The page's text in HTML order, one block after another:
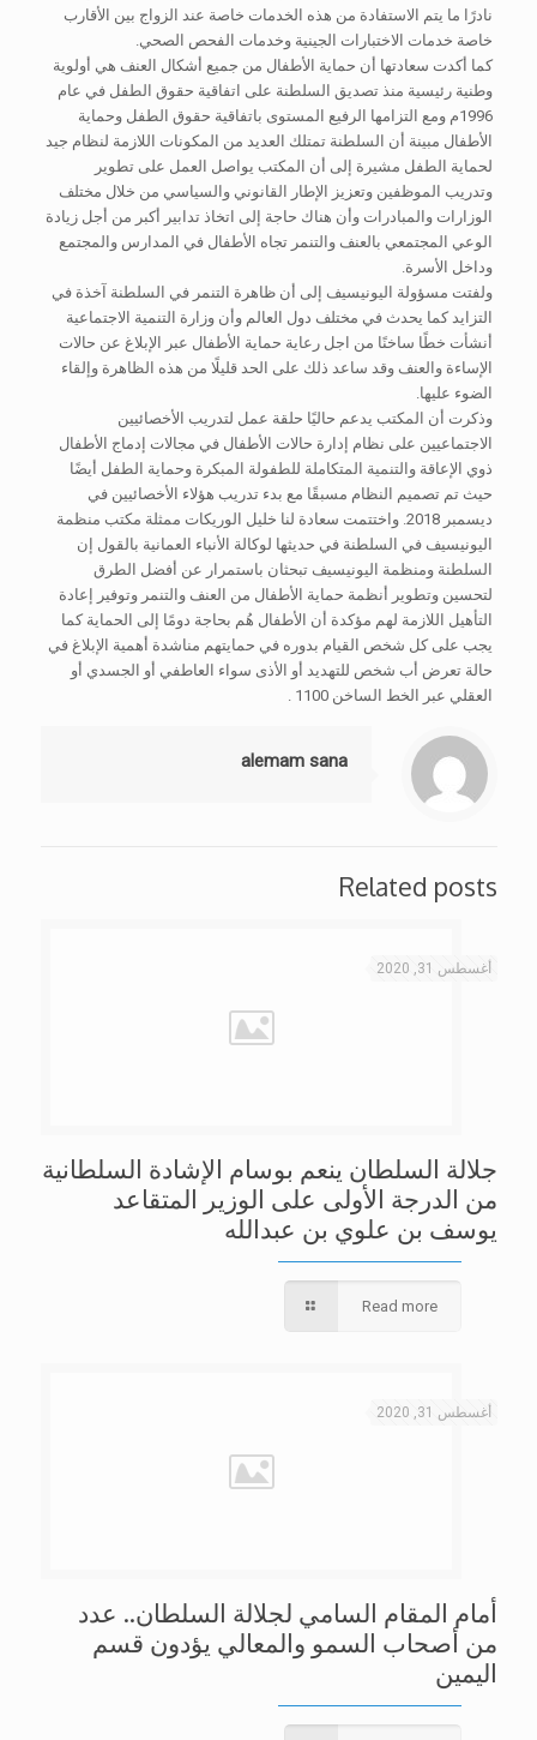
نادرًا ما يتم الاستفادة من هذه الخدمات خاصة عند الزواج بين الأقارب
خاصة خدمات الاختبارات الجينية وخدمات الفحص الصحي.
كما أكدت سعادتها أن حماية الأطفال من جميع أشكال العنف هي أولوية
وطنية رئيسية منذ تصديق السلطنة على اتفاقية حقوق الطفل في عام
1996م ومع التزامها الرفيع المستوى باتفاقية حقوق الطفل وحماية
الأطفال مبينة أن السلطنة تمتلك العديد من المكونات اللازمة لنظام جيد
لحماية الطفل مشيرة إلى أن المكتب يواصل العمل على تطوير
وتدريب الموظفين وتعزيز الإطار القانوني والسياسي من خلال مختلف
الوزارات والمبادرات وأن هناك حاجة إلى اتخاذ تدابير أكبر من أجل زيادة
الوعي المجتمعي بالعنف والتنمر تجاه الأطفال في المدارس والمجتمع
وداخل الأسرة.
ولفتت مسؤولة اليونيسيف إلى أن ظاهرة التنمر في السلطنة آخذة في
التزايد كما يحدث في مختلف دول العالم وأن وزارة التنمية الاجتماعية
أنشأت خطًا ساخنًا من اجل رعاية حماية الأطفال عبر الإبلاغ عن حالات
الإساءة والعنف وقد ساعد ذلك على الحد قليلًا من هذه الظاهرة وإلقاء
الضوء عليها.
وذكرت أن المكتب يدعم حاليًا حلقة عمل لتدريب الأخصائيين
الاجتماعيين على نظام إدارة حالات الأطفال في مجالات إدماج الأطفال
ذوي الإعاقة والتنمية المتكاملة للطفولة المبكرة وحماية الطفل أيضًا
حيث تم تصميم النظام مسبقًا مع بدء تدريب هؤلاء الأخصائيين في
ديسمبر 2018. واختتمت سعادة لنا خليل الوريكات ممثلة مكتب منظمة
اليونيسيف في السلطنة في حديثها لوكالة الأنباء العمانية بالقول إن
السلطنة ومنظمة اليونيسيف تبحثان باستمرار عن أفضل الطرق
لتحسين وتطوير أنظمة حماية الأطفال من العنف والتنمر وتوفير إعادة
التأهيل اللازمة لهم مؤكدة أن الأطفال هُم بحاجة دومًا إلى الحماية كما
يجب على كل شخص القيام بدوره في حمايتهم مناشدة أهمية الإبلاغ في
حالة تعرض أب شخص للتهديد أو الأذى سواء العاطفي أو الجسدي أو
العقلي عبر الخط الساخن‏ 1100 ‏.
alemam sana
Related posts
أغسطس 31, 2020
جلالة السلطان ينعم بوسام الإشادة السلطانية
من الدرجة الأولى على الوزير المتقاعد
يوسف بن علوي بن عبدالله
Read more
أغسطس 31, 2020
أمام المقام السامي لجلالة السلطان.. عدد
من أصحاب السمو والمعالي يؤدون قسم
اليمين